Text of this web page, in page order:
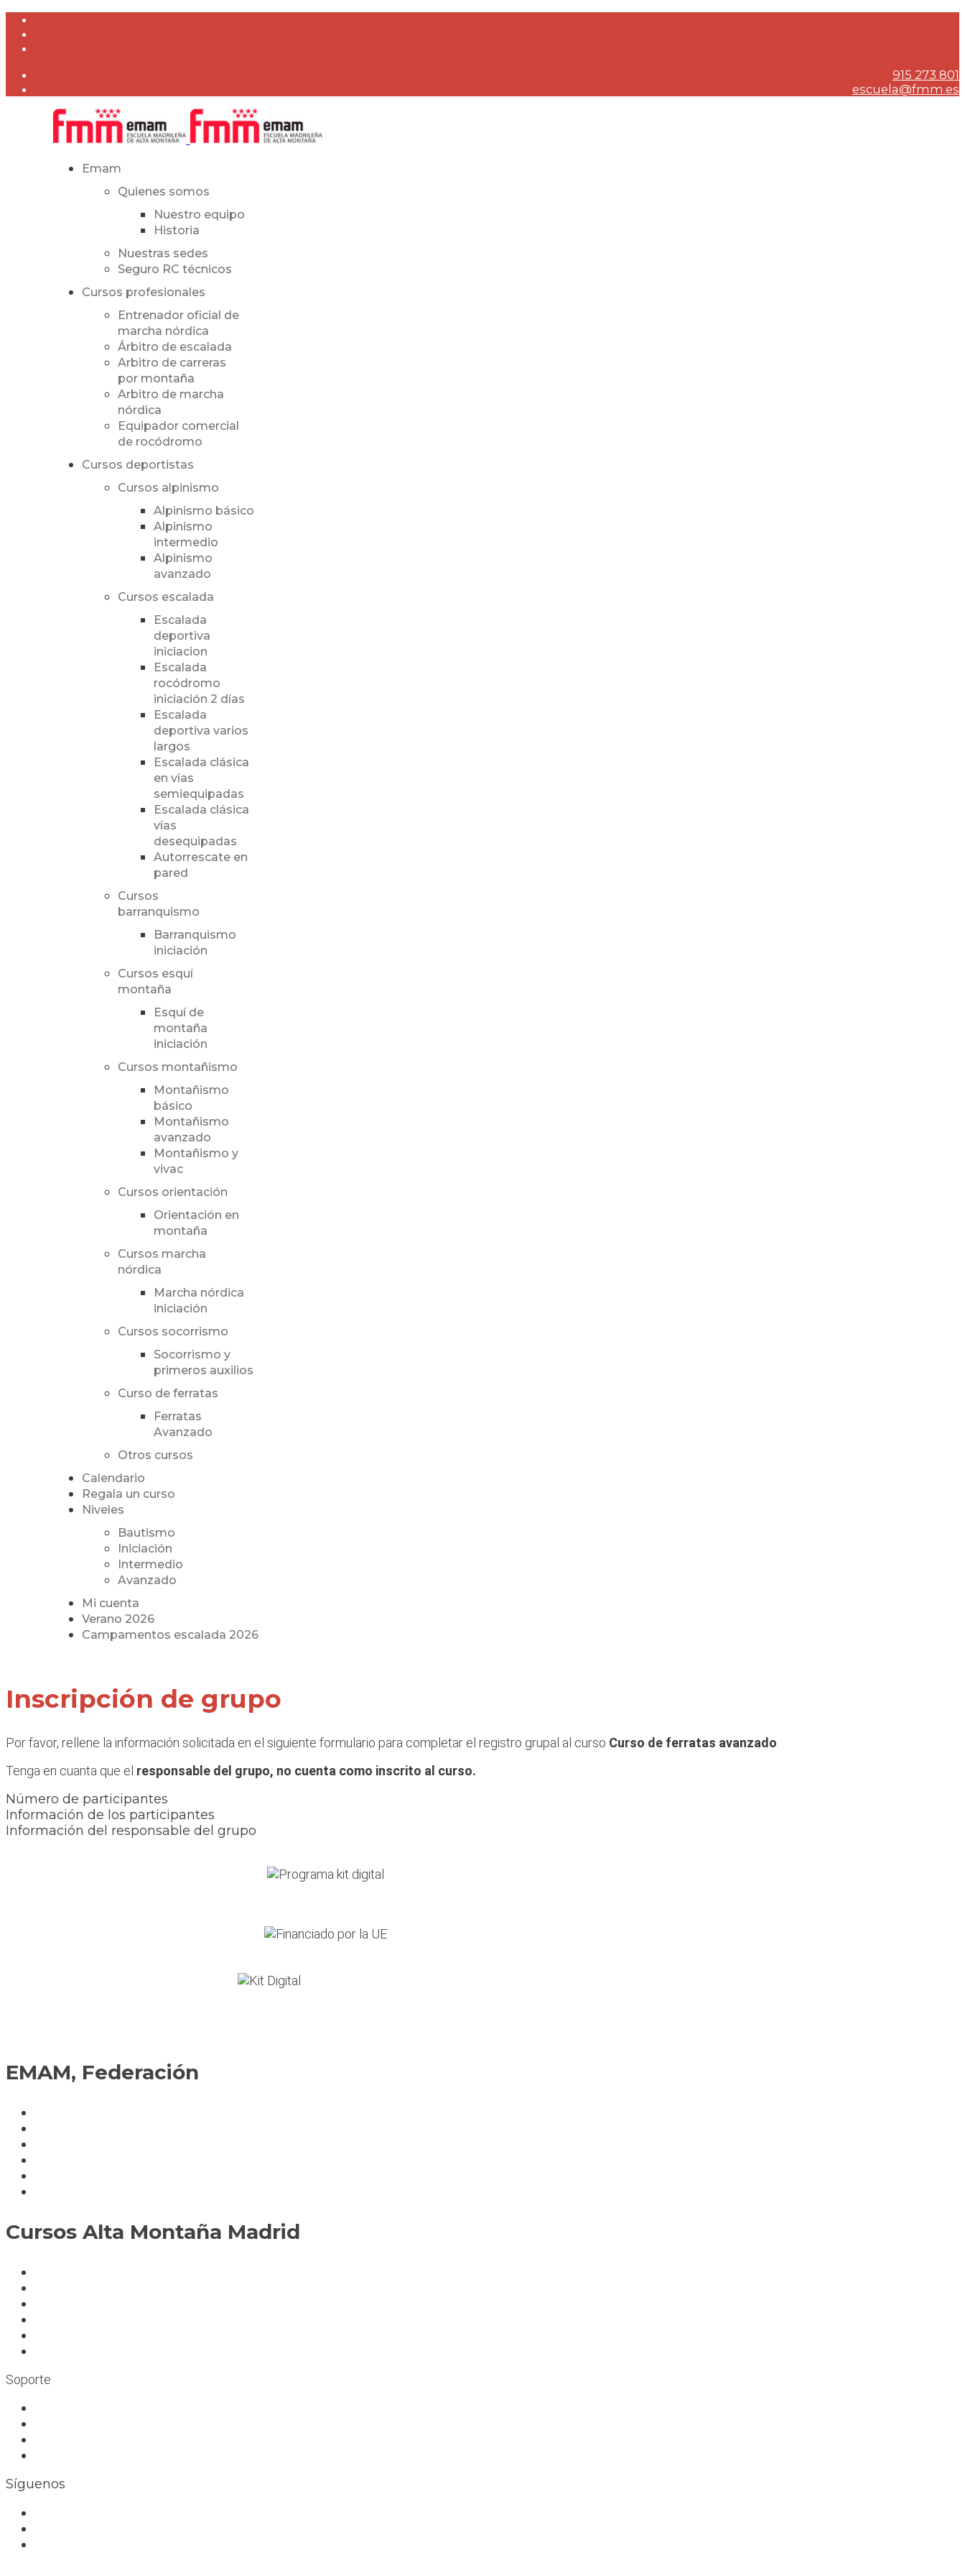
915 273 801
escuela@fmm.es
Emam
Quienes somos
Nuestro equipo
Historia
Nuestras sedes
Seguro RC técnicos
Cursos profesionales
Entrenador oficial de
marcha nórdica
Árbitro de escalada
Arbitro de carreras
por montaña
Arbitro de marcha
nórdica
Equipador comercial
de rocódromo
Cursos deportistas
Cursos alpinismo
Alpinismo básico
Alpinismo
intermedio
Alpinismo
avanzado
Cursos escalada
Escalada
deportiva
iniciacion
Escalada
rocódromo
iniciación 2 días
Escalada
deportiva varios
largos
Escalada clásica
en vías
semiequipadas
Escalada clásica
vías
desequipadas
Autorrescate en
pared
Cursos
barranquismo
Barranquismo
iniciación
Cursos esquí
montaña
Esquí de
montaña
iniciación
Cursos montañismo
Montañismo
básico
Montañismo
avanzado
Montañismo y
vivac
Cursos orientación
Orientación en
montaña
Cursos marcha
nórdica
Marcha nórdica
iniciación
Cursos socorrismo
Socorrismo y
primeros auxilios
Curso de ferratas
Ferratas
Avanzado
Otros cursos
Calendario
Regala un curso
Niveles
Bautismo
Iniciación
Intermedio
Avanzado
Mi cuenta
Verano 2026
Campamentos escalada 2026
Inscripción de grupo
Por favor, rellene la información solicitada en el siguiente formulario para completar el registro grupal al curso Curso de ferratas avanzado.
Tenga en cuanta que el responsable del grupo, no cuenta como inscrito al curso.
Número de participantes
Información de los participantes
Información del responsable del grupo
EMAM, Federación
Cursos Alta Montaña Madrid
Soporte
Síguenos